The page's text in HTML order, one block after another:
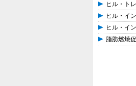
ヒル・ト
ヒル・イ
ヒル・イ
脂肪燃焼